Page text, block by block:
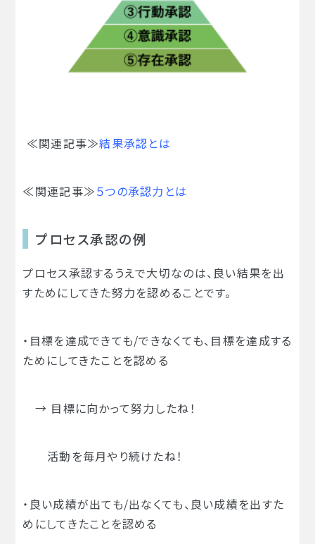
≪関連記事≫結果承認とは
≪関連記事≫５つの承認力とは
プロセス承認の例
プロセス承認するうえで大切なのは、良い結果を出
すためにしてきた努力を認めることです。
・目標を達成できても/できなくても、目標を達成する
ためにしてきたことを認める
→ 目標に向かって努力したね！
活動を毎月やり続けたね！
・良い成績が出ても/出なくても、良い成績を出すた
めにしてきたことを認める